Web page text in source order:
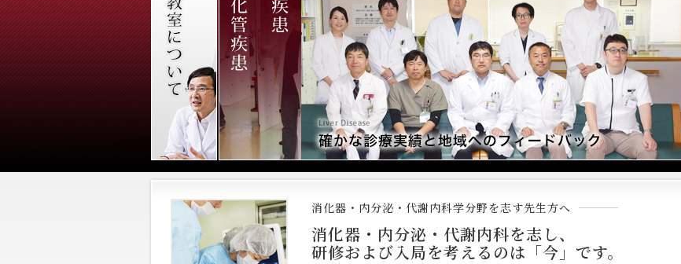
消化器・内分泌・代謝内科学分野を志す先生方へ
消化器・内分泌・代謝内科を志し、
研修および入局を考えるのは「今」です。